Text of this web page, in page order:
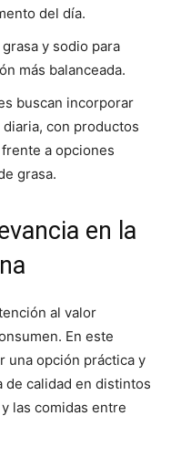
del día.
y sodio para
más balanceada.
buscan incorporar
con productos
a opciones
grasa.
en la
al valor
En este
una opción práctica y
calidad en distintos
y las comidas entre